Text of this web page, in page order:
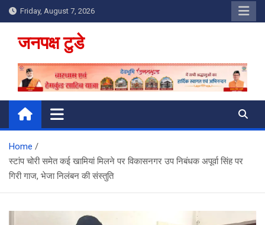
Skip
to
content
Friday, August 7, 2026
जनपक्ष टुडे
Home
स्टांप चोरी समेत कई खामियां मिलने पर विकासनगर उप निबंधक अपूर्वा सिंह पर
गिरी गाज, भेजा निलंबन की संस्तुति